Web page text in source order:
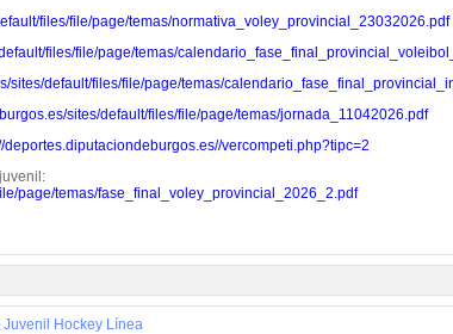
files/file/page/temas/normativa_voley_provincial_23032026.pdf
files/file/page/temas/
sites/default/files/file/page/temas/
sites/default/files/file/page/temas/jornada_11042026.pdf
deportes.diputaciondeburgos.es//vercompeti.php?tipc=2
page/temas/fase_final_voley_provincial_2026_2.pdf
Juvenil Hockey Línea